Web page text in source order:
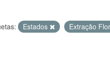
Estados Extração